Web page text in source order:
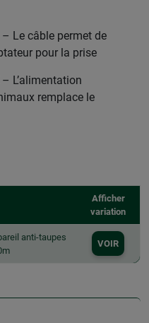
– Le câble permet de
pour la prise
– L’alimentation
remplace le
Afficher
variation
anti-taupes
VOIR